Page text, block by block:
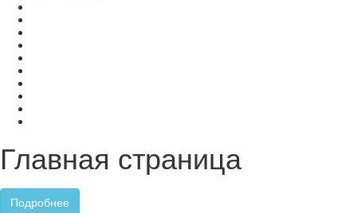
Главная страница
Подробнее